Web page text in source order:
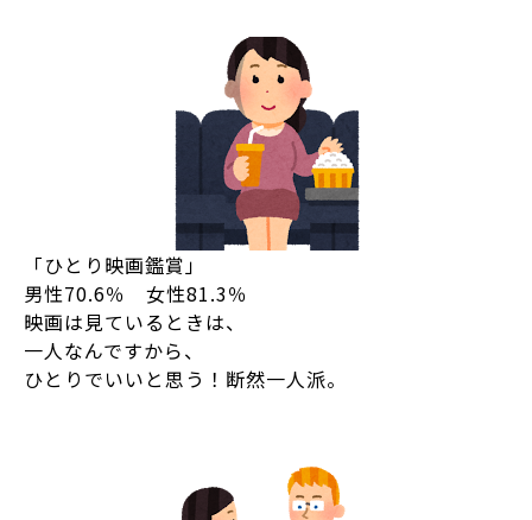
「ひとり映画鑑賞」
男性70.6％ 女性81.3％
映画は見ているときは、
一人なんですから、
ひとりでいいと思う！断然一人派。